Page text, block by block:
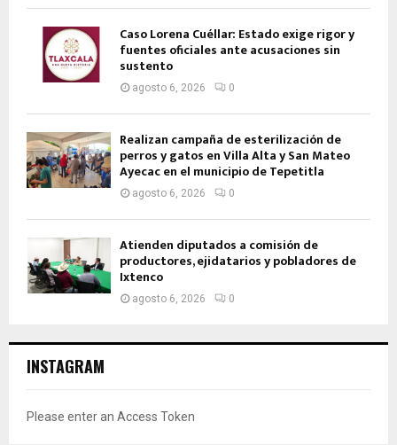
Caso Lorena Cuéllar: Estado exige rigor y
fuentes oficiales ante acusaciones sin
sustento
agosto 6, 2026 0
Realizan campaña de esterilización de
perros y gatos en Villa Alta y San Mateo
Ayecac en el municipio de Tepetitla
agosto 6, 2026 0
Atienden diputados a comisión de
productores, ejidatarios y pobladores de
Ixtenco
agosto 6, 2026 0
INSTAGRAM
Please enter an Access Token